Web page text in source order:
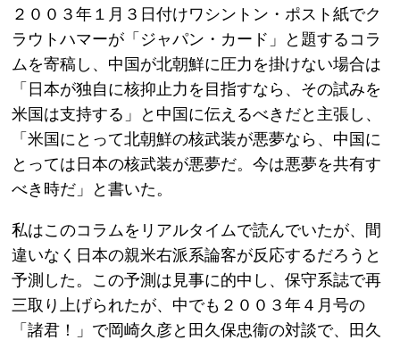
２００３年１月３日付けワシントン・ポスト紙でク
ラウトハマーが「ジャパン・カード」と題するコラ
ムを寄稿し、中国が北朝鮮に圧力を掛けない場合は
「日本が独自に核抑止力を目指すなら、その試みを
米国は支持する」と中国に伝えるべきだと主張し、
「米国にとって北朝鮮の核武装が悪夢なら、中国に
とっては日本の核武装が悪夢だ。今は悪夢を共有す
べき時だ」と書いた。
私はこのコラムをリアルタイムで読んでいたが、間
違いなく日本の親米右派系論客が反応するだろうと
予測した。この予測は見事に的中し、保守系誌で再
三取り上げられたが、中でも２００３年４月号の
「諸君！」で岡崎久彦と田久保忠衞の対談で、田久